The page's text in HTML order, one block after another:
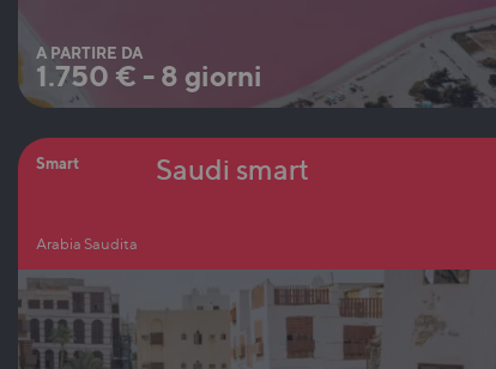
A PARTIRE DA
1.750 € - 8 giorni
Smart
Arabia Saudita
Saudi smart